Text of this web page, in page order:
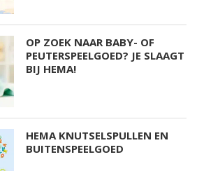
OP ZOEK NAAR BABY- OF
PEUTERSPEELGOED? JE SLAAGT
BIJ HEMA!
HEMA KNUTSELSPULLEN EN
BUITENSPEELGOED